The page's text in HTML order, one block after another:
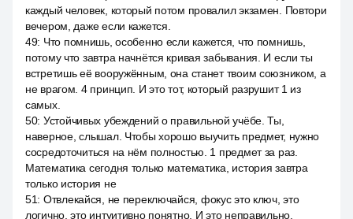
каждый человек, который потом провалил экзамен. Повтори
вечером, даже если кажется.
49: Что помнишь, особенно если кажется, что помнишь,
потому что завтра начнётся кривая забывания. И если ты
встретишь её вооружённым, она станет твоим союзником, а
не врагом. 4 принцип. И это тот, который разрушит 1 из
самых.
50: Устойчивых убеждений о правильной учёбе. Ты,
наверное, слышал. Чтобы хорошо выучить предмет, нужно
сосредоточиться на нём полностью. 1 предмет за раз.
Математика сегодня только математика, история завтра
только история не
51: Отвлекайся, не переключайся, фокус это ключ, это
логично, это интуитивно понятно. И это неправильно.